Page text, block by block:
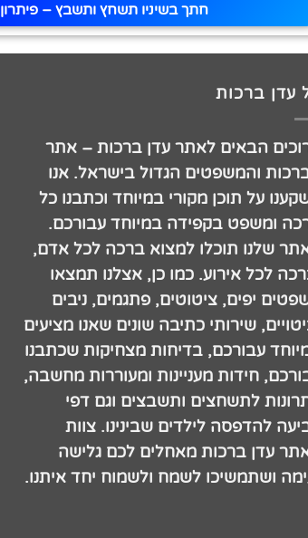
חתך בשיניו תשחץ ותשבץ – פיתרון
עדן ברכות
הבאים לאתר עדן ברכות – אתר
והמשפטים הגדול בישראל. אנו
על תוכן מקורי במיוחד וכתבנו כל
ומשפט בקפידה במיוחד עבורכם.
שלנו תוכלו למצוא ברכה לכל אדם,
לכל אירוע. כמו כן, אצלנו תמצאו
יפים, ציטוטים, פתגמים, ניבים
שירותי כתיבה שונים שאנו מציעים
עבורכם, בדיחות מצחיקות שכתבנו
חידות מעניינות ומעוררות מחשבה,
לתשחצים ותשבצים וגם דפי
להדפסה לילדים שבינינו. צוות
עדן ברכות מאחלים לכם גלישה
ושתמשיכו לשמח ולשמוח יחד איתנו.